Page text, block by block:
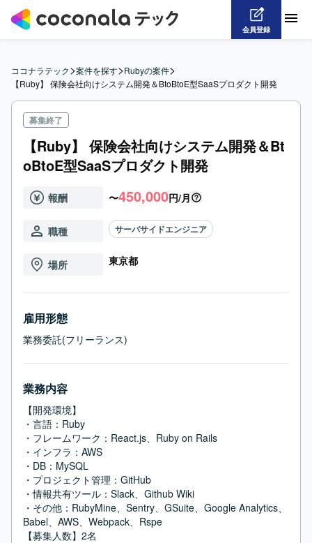
会員登録
ココナラテック>案件を探す>Rubyの案件>
【Ruby】 保険会社向けシステム開発＆BtoBtoE型SaaSプロダクト開発
募集終了
【Ruby】 保険会社向けシステム開発＆Bt
oBtoE型SaaSプロダクト開発
報酬 〜450,000円/月
職種 サーバサイドエンジニア
場所 東京都
雇用形態
業務委託(フリーランス)
業務内容
【開発環境】
・言語：Ruby
・フレームワーク：React.js、Ruby on Rails
・インフラ：AWS
・DB：MySQL
・プロジェクト管理：GitHub
・情報共有ツール：Slack、Github Wiki
・その他：RubyMine、Sentry、GSuite、Google Analytics、
Babel、AWS、Webpack、Rspe
【募集人数】2名